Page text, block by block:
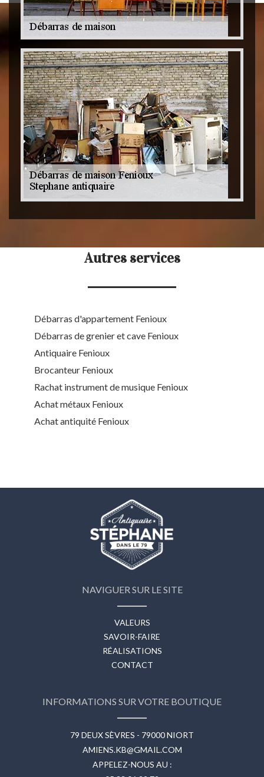
Autres services
Débarras d'appartement Fenioux
Débarras de grenier et cave Fenioux
Antiquaire Fenioux
Brocanteur Fenioux
Rachat instrument de musique Fenioux
Achat métaux Fenioux
Achat antiquité Fenioux
NAVIGUER SUR LE SITE
VALEURS
SAVOIR-FAIRE
RÉALISATIONS
CONTACT
INFORMATIONS SUR VOTRE BOUTIQUE
79 DEUX SÈVRES - 79000 NIORT
AMIENS.KB@GMAIL.COM
APPELEZ-NOUS AU :